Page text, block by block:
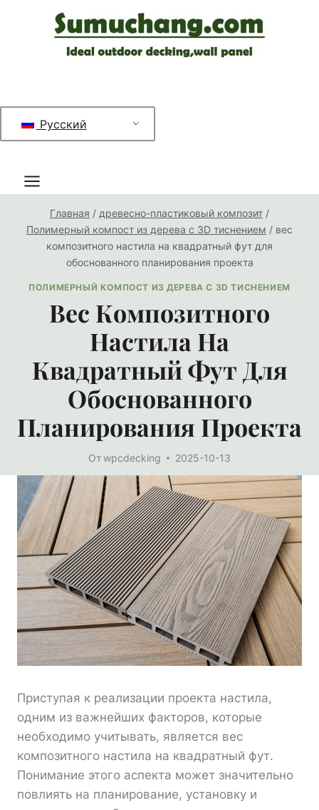
содержимому
Русский
Главная / древесно-пластиковый композит /
Полимерный компост из дерева с 3D тиснением / вес
композитного настила на квадратный фут для
обоснованного планирования проекта
ПОЛИМЕРНЫЙ КОМПОСТ ИЗ ДЕРЕВА С 3D ТИСНЕНИЕМ
Вес Композитного
Настила На
Квадратный Фут Для
Обоснованного
Планирования Проекта
Отwpcdecking 2025-10-13
Приступая к реализации проекта настила,
одним из важнейших факторов, которые
необходимо учитывать, является вес
композитного настила на квадратный фут.
Понимание этого аспекта может значительно
повлиять на планирование, установку и